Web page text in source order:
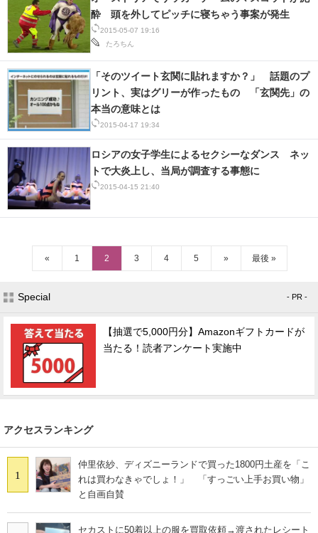
2015-05-07 19:16
たろちん
酔 頭を外してピッチに寝ちゃう事案が発生
2015-04-17 19:34
「そのツイート玄関に貼れますか？」 話題のプ
リント、実はグリーが作ったもの 「玄関先」の
本当の意味とは
2015-04-15 21:40
ロシアの女子学生によるセクシーなダンス ネッ
トで大炎上し、当局が調査する事態に
« 1 2 3 4 5 » 最後 »
Special - PR -
【抽選で5,000円分】Amazonギフトカードが
当たる！読者アンケート実施中
アクセスランキング
1
仲里依紗、ディズニーランドで買った1800円土産を「こ
れは買わなきゃでしょ！」 「すっごい上手お買い物」
と自画自賛
セカストに50着以上の服を買取依頼→渡されたレシート